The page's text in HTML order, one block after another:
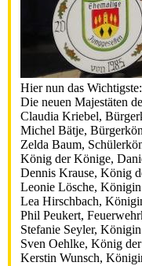
Hier nun das Wichtigste:
Die neuen Majestäten
Claudia Kriebel,
Michel Bätje,
Zelda Baum,
König der Könige,
Dennis Krause, König
Leonie Lösche, Königin
Lea Hirschbach,
Phil Peukert,
Stefanie Seyler,
Sven Oehlke, König
Kerstin Wunsch,